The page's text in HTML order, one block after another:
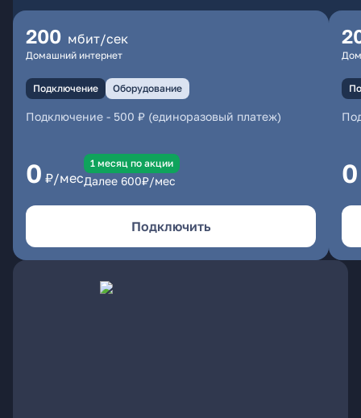
200 мбит/сек
Домашний интернет
Подключение Оборудование
Подключение - 500 ₽ (единоразовый платеж)
0 ₽/мес
1 месяц по акции
Далее 600₽/мес
Подключить
0